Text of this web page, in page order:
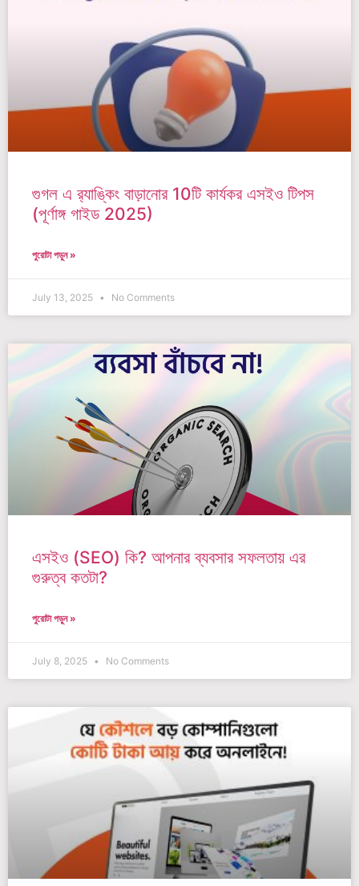
গুগল এ র‍্যাঙ্কিং বাড়ানোর 10টি কার্যকর এসইও টিপস
(পূর্ণাঙ্গ গাইড 2025)
পুরোটা পড়ুন »
July 13, 2025 No Comments
এসইও (SEO) কি? আপনার ব্যবসার সফলতায় এর
গুরুত্ব কতটা?
পুরোটা পড়ুন »
July 8, 2025 No Comments